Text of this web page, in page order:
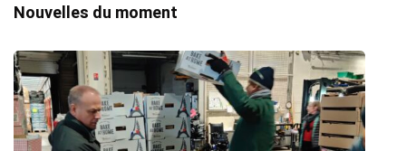
Nouvelles du moment